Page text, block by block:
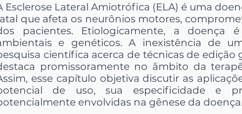
Esclerose Lateral Amiotrófica (ELA) é uma
que afeta os neurônios motores,
pacientes. Etiologicamente, a doença
e genéticos. A inexistência de
científica acerca de técnicas de edição
promissoramente no âmbito da
esse capítulo objetiva discutir as
de uso, sua especificidade e
envolvidas na gênese da